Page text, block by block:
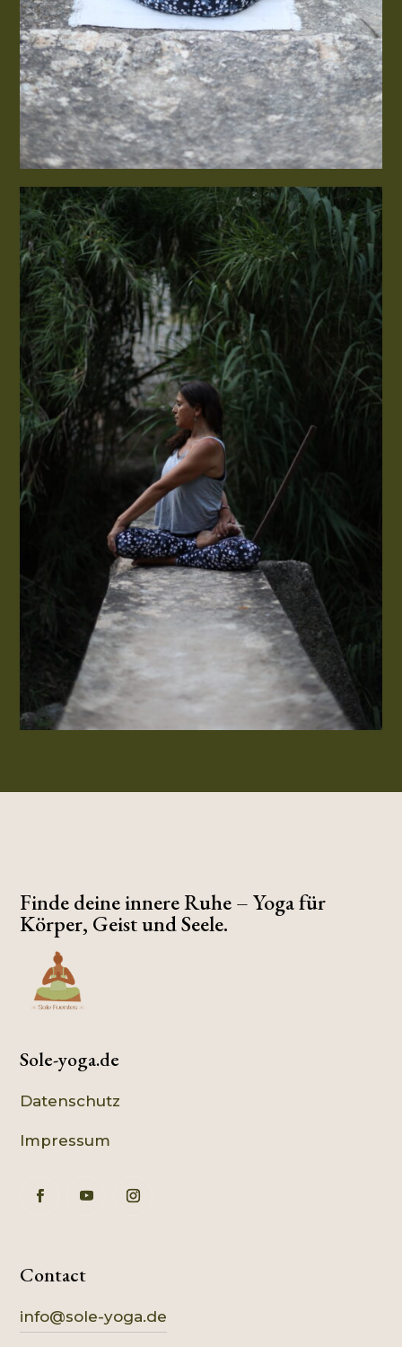
Finde deine innere Ruhe – Yoga für
Körper, Geist und Seele.
Sole-yoga.de
Datenschutz
Impressum
Contact
info@sole-yoga.de